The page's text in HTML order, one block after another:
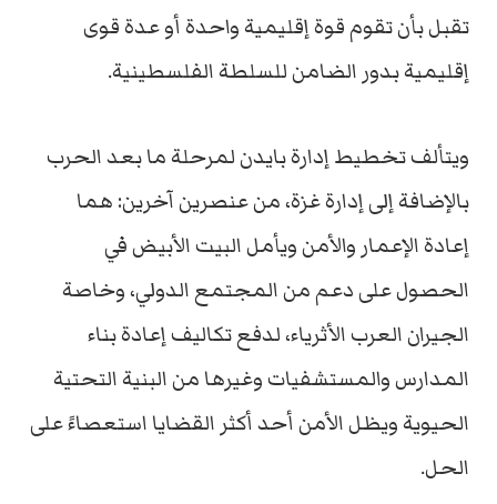
تقبل بأن تقوم قوة إقليمية واحدة أو عدة قوى
إقليمية بدور الضامن للسلطة الفلسطينية.
ويتألف تخطيط إدارة بايدن لمرحلة ما بعد الحرب
بالإضافة إلى إدارة غزة، من عنصرين آخرين: هما
إعادة الإعمار والأمن ويأمل البيت الأبيض في
الحصول على دعم من المجتمع الدولي، وخاصة
الجيران العرب الأثرياء، لدفع تكاليف إعادة بناء
المدارس والمستشفيات وغيرها من البنية التحتية
الحيوية ويظل الأمن أحد أكثر القضايا استعصاءً على
الحل.